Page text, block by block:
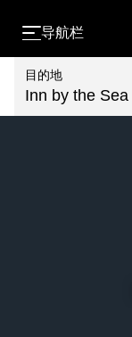
导航栏
目的地
Inn by the Sea